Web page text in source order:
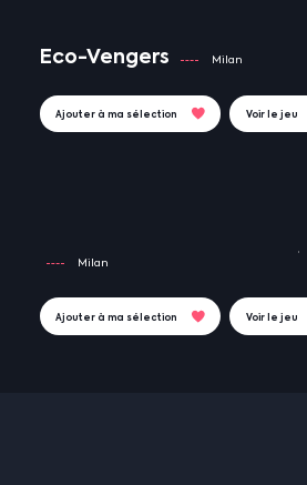
Eco-Vengers Milan
Ajouter à ma sélection Voir le jeu
Milan
Ajouter à ma sélection Voir le jeu